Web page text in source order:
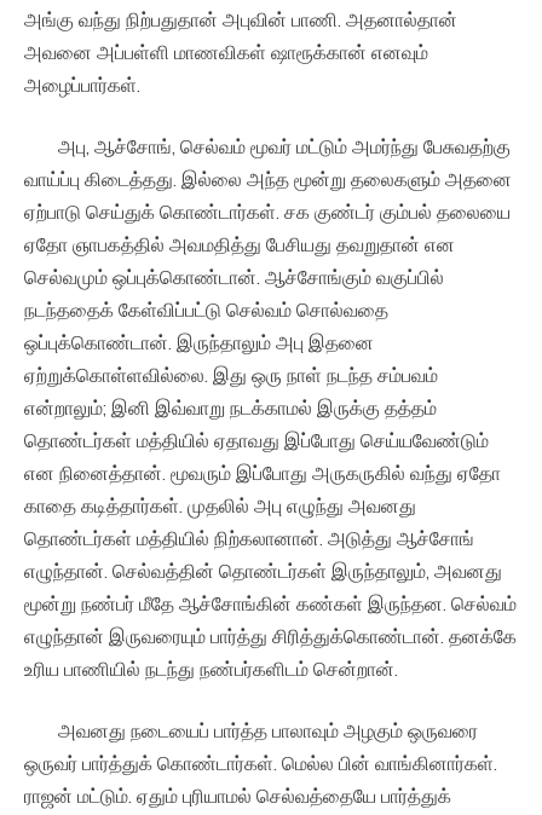
அங்கு வந்து நிற்பதுதான் அபுவின் பாணி. அதனால்தான்
அவனை அப்பள்ளி மாணவிகள் ஷாரூக்கான் எனவும்
அழைப்பார்கள்.
அபு, ஆச்சோங், செல்வம் மூவர் மட்டும் அமர்ந்து பேசுவதற்கு
வாய்ப்பு கிடைத்தது. இல்லை அந்த மூன்று தலைகளும் அதனை
ஏற்பாடு செய்துக் கொண்டார்கள். சக குண்டர் கும்பல் தலையை
ஏதோ ஞாபகத்தில் அவமதித்து பேசியது தவறுதான் என
செல்வமும் ஒப்புக்கொண்டான். ஆச்சோங்கும் வகுப்பில்
நடந்ததைக் கேள்விப்பட்டு செல்வம் சொல்வதை
ஒப்புக்கொண்டான். இருந்தாலும் அபு இதனை
ஏற்றுக்கொள்ளவில்லை. இது ஒரு நாள் நடந்த சம்பவம்
என்றாலும்; இனி இவ்வாறு நடக்காமல் இருக்கு தத்தம்
தொண்டர்கள் மத்தியில் ஏதாவது இப்போது செய்யவேண்டும்
என நினைத்தான். மூவரும் இப்போது அருகருகில் வந்து ஏதோ
காதை கடித்தார்கள். முதலில் அபு எழுந்து அவனது
தொண்டர்கள் மத்தியில் நிற்கலானான். அடுத்து ஆச்சோங்
எழுந்தான். செல்வத்தின் தொண்டர்கள் இருந்தாலும், அவனது
மூன்று நண்பர் மீதே ஆச்சோங்கின் கண்கள் இருந்தன. செல்வம்
எழுந்தான் இருவரையும் பார்த்து சிரித்துக்கொண்டான். தனக்கே
உரிய பாணியில் நடந்து நண்பர்களிடம் சென்றான்.
அவனது நடையைப் பார்த்த பாலாவும் அழகும் ஒருவரை
ஒருவர் பார்த்துக் கொண்டார்கள். மெல்ல பின் வாங்கினார்கள்.
ராஜன் மட்டும். ஏதும் புரியாமல் செல்வத்தையே பார்த்துக்